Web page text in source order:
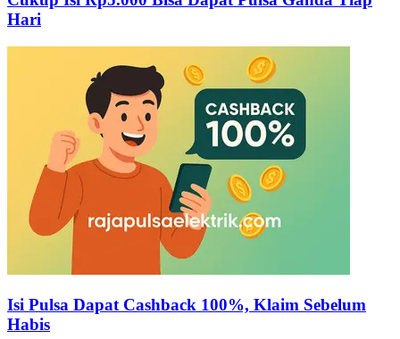
Hari
Isi Pulsa Dapat Cashback 100%, Klaim Sebelum
Habis